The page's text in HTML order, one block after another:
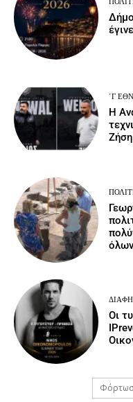
΄Γ
Η
Ζήση
Οι